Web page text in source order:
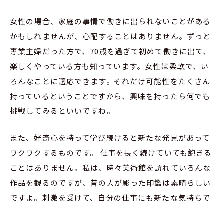
女性の場合、家庭の事情で働きに出られないことがある
かもしれませんが、心配することはありません。ずっと
専業主婦だった方で、70歳を過ぎて初めて働きに出て、
楽しくやっている方も知っています。女性は柔軟で、い
ろんなことに適応できます。それだけ可能性をたくさん
持っているということですから、興味を持ったら何でも
挑戦してみるといいですね。
また、好奇心を持って学び続けると新たな発見があって
ワクワクするものです。 仕事を長く続けていても飽きる
ことはありません。私は、時々美術館を訪れていろんな
作品を観るのですが、昔の人が彫った印鑑は素晴らしい
ですよ。刺激を受けて、自分の仕事にも新たな気持ちで